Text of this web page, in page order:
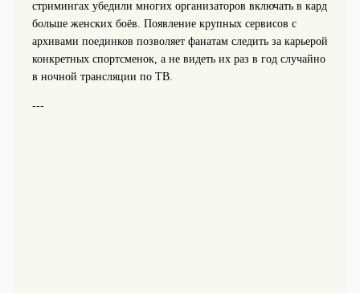
стримингах убедили многих организаторов включать в кард
больше женских боёв. Появление крупных сервисов с
архивами поединков позволяет фанатам следить за карьерой
конкретных спортсменок, а не видеть их раз в год случайно
в ночной трансляции по ТВ.
---